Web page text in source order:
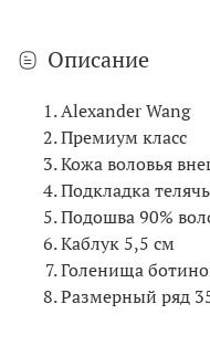
Описание
Alexander Wang
Премиум класс
Кожа воловья
Подкладка
Подошва 90%
Каблук 5,5 см
Голенища
Размерный ряд